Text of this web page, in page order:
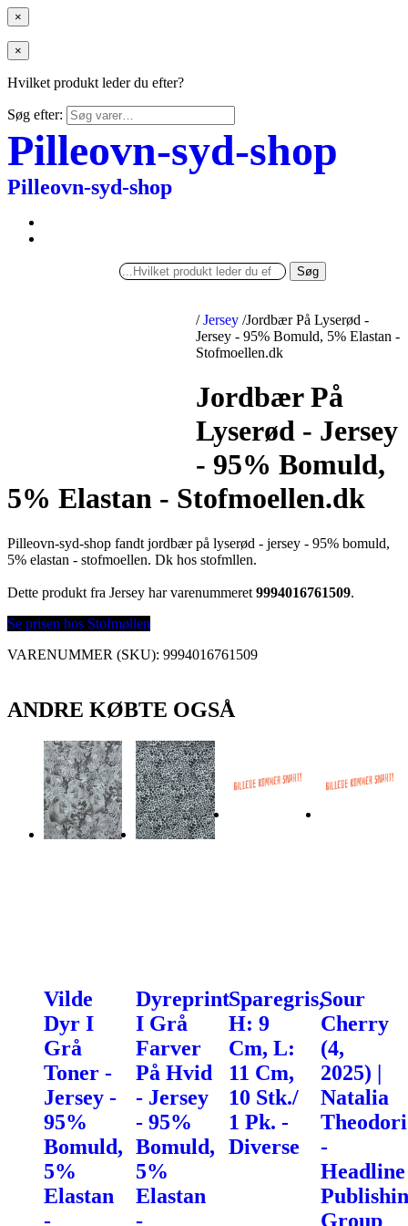
×
×
Hvilket produkt leder du efter?
Søg efter:
Pilleovn-syd-shop
Pilleovn-syd-shop
Søg
/ Jersey /Jordbær På Lyserød -
Jersey - 95% Bomuld, 5% Elastan -
Stofmoellen.dk
Jordbær På
Lyserød - Jersey
- 95% Bomuld,
5% Elastan - Stofmoellen.dk
Pilleovn-syd-shop fandt jordbær på lyserød - jersey - 95% bomuld,
5% elastan - stofmoellen. Dk hos stofmllen.
Dette produkt fra Jersey har varenummeret 9994016761509.
Se prisen hos Stofmøllen
VARENUMMER (SKU): 9994016761509
ANDRE KØBTE OGSÅ
Vilde
Dyr I
Grå
Toner -
Jersey -
95%
Bomuld,
5%
Elastan
-
Dyreprint
I Grå
Farver
På Hvid
- Jersey
- 95%
Bomuld,
5%
Elastan
-
Sparegris,
H: 9
Cm, L:
11 Cm,
10 Stk./
1 Pk. -
Diverse
Sour
Cherry
(4,
2025) |
Natalia
-
Headline
Group